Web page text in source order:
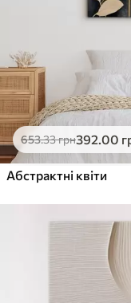
653.33грн392.00
Абстрактні квіти